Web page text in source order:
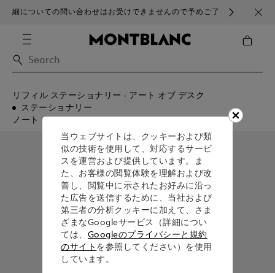
細についての問い合わせはお受けできませんので予めご了
ブラ
リフィル ステーショナリー - アート オブ デスク
ステーショナリー
ノート
当ウェブサイトは、クッキーおよび類
似の技術を使用して、対応するサービ
スを運営および提供しています。ま
た、お客様の閲覧体験を理解および改
善し、閲覧中に示されたお好みに沿っ
た広告を送信するために、当社および
第三者の分析クッキーに加えて、さま
ざまなGoogleサービス（詳細につい
ては、 Googleのプライバシーと規約
のサイト を参照してください）を使用
しています。